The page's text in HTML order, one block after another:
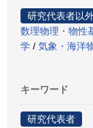
研究代表者以
数理物理・物性
学 / 気象・海洋
キーワード
研究代表者